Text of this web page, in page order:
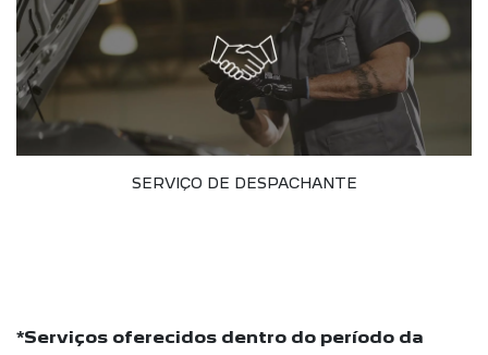
SERVIÇO DE DESPACHANTE
*Serviços oferecidos dentro do período da